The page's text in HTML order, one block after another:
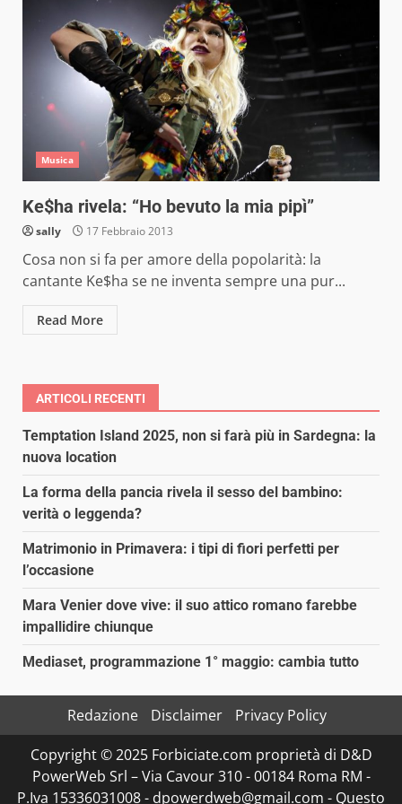
Musica
Ke$ha rivela: “Ho bevuto la mia pipì”
sally 17 Febbraio 2013
Cosa non si fa per amore della popolarità: la
cantante Ke$ha se ne inventa sempre una pur...
Read More
ARTICOLI RECENTI
Temptation Island 2025, non si farà più in Sardegna: la
nuova location
La forma della pancia rivela il sesso del bambino:
verità o leggenda?
Matrimonio in Primavera: i tipi di fiori perfetti per
l’occasione
Mara Venier dove vive: il suo attico romano farebbe
impallidire chiunque
Mediaset, programmazione 1° maggio: cambia tutto
Redazione Disclaimer
Privacy Policy
Copyright © 2025 Forbiciate.com proprietà di D&D
PowerWeb Srl – Via Cavour 310 - 00184 Roma RM -
P.Iva 15336031008 - dpowerdweb@gmail.com - Questo